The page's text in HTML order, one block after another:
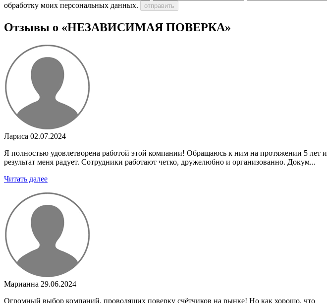
обработку моих персональных данных.
отправить
Отзывы о «НЕЗАВИСИМАЯ ПОВЕРКА»
Лариса 02.07.2024
Я полностью удовлетворена работой этой компании! Обращаюсь к ним на протяжении 5 лет и
результат меня радует. Сотрудники работают четко, дружелюбно и организованно. Докум...
Читать далее
Марианна 29.06.2024
Огромный выбор компаний, проводящих поверку счётчиков на рынке! Но как хорошо, что